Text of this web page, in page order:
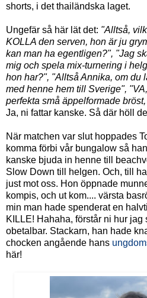
shorts, i det thailändska laget.
Ungefär så här lät det: "Alltså,
KOLLA den serven, hon är ju
kan man ha egentligen?", "Jag
mig och spela mix-turnering i
hon har?", "Alltså Annika, om du
med henne hem till Sverige",
perfekta små äppelformade
Ja, ni fattar kanske. Så där höll
När matchen var slut hoppades
komma förbi vår bungalow så
kanske bjuda in henne till
Slow Down till helgen. Och, till
just mot oss. Hon öppnade
kompis, och ut kom.... värsta
min man hade spenderat en
KILLE! Hahaha, förstår ni hur jag
obetalbar. Stackarn, han hade
chocken angående hans
här!